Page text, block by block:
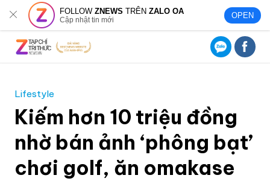
FOLLOWZNEWS TRÊNZALO OA
Cập nhật tin mới OPEN
Lifestyle
Kiếm hơn 10 triệu đồng
nhờ bán ảnh ‘phông bạt’
chơi golf, ăn omakase